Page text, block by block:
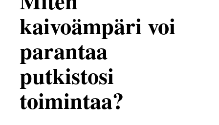
kaivoämpäri voi
parantaa
putkistosi
toimintaa?